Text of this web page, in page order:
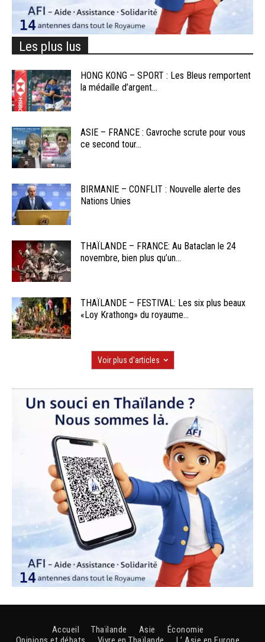
Les plus lus
HONG KONG – SPORT : Les Bleus remportent
la médaille d’argent...
ASIE – FRANCE : Gavroche scrute pour vous
ce second tour...
BIRMANIE – CONFLIT : Nouvelle alerte des
Nations Unies
THAÏLANDE – FRANCE: Au Bataclan le 24
novembre, bien plus qu’un...
THAÏLANDE – FESTIVAL: Les six plus beaux
«Loy Krathong» du royaume...
Voir plus d'articles
Accueil Thaïlande Asie
Économie